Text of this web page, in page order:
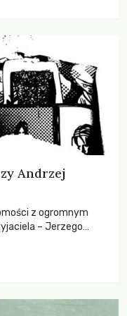
Andrzej
z ogromnym
– Jerzego